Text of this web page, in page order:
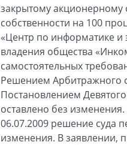
закрытому акционерному
собственности на 100
«Центр по информатике и
владения общества
самостоятельных
Решением Арбитражного
Постановлением
оставлено без
06.07.2009 решение суда
изменения. В заявлении,